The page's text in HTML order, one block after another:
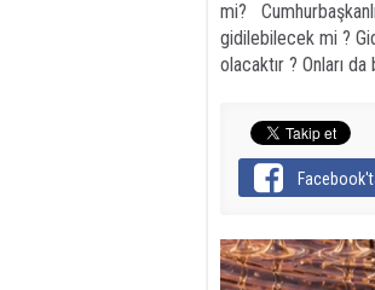
mi?
gidilebilecek mi ?
olacaktır ? Onları